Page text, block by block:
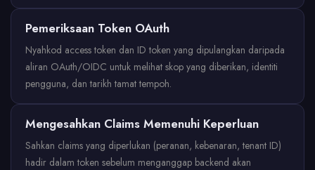
Pemeriksaan Token OAuth
Nyahkod access token dan ID token yang dipulangkan daripada
aliran OAuth/OIDC untuk melihat skop yang diberikan, identiti
pengguna, dan tarikh tamat tempoh.
Mengesahkan Claims Memenuhi Keperluan
Sahkan claims yang diperlukan (peranan, kebenaran, tenant ID)
hadir dalam token sebelum menganggap backend akan